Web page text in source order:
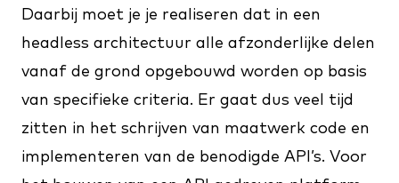
Daarbij moet je je realiseren dat in een
headless architectuur alle afzonderlijke delen
vanaf de grond opgebouwd worden op basis
van specifieke criteria. Er gaat dus veel tijd
zitten in het schrijven van maatwerk code en
implementeren van de benodigde API’s. Voor